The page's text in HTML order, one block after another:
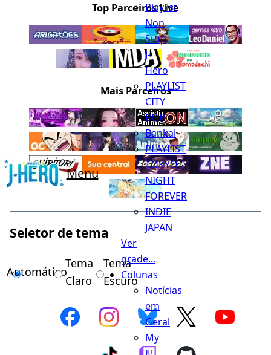
Menu
Playlist
Non
Stop
J-
Hero
PLAYLIST
CITY
POP
Bankai
PLAYLIST
TOKYO
NIGHT
FOREVER
INDIE
JAPAN
Ver
grade...
Colunas
Notícias
em
Geral
My
Top Parceiros Live
Mais Parceiros
Seletor de tema
Automático
Tema
Claro
Tema
Escuro